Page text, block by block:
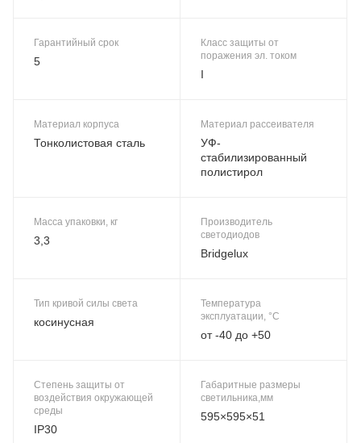
Гарантийный срок
5
Класс защиты от
поражения эл. током
I
Материал корпуса
Тонколистовая сталь
Материал рассеивателя
УФ-
стабилизированный
полистирол
Масса упаковки, кг
3,3
Производитель
светодиодов
Bridgelux
Тип кривой силы света
косинусная
Температура
эксплуатации, °C
от -40 до +50
Степень защиты от
воздействия окружающей
среды
IP30
Габаритные размеры
светильника,мм
595×595×51